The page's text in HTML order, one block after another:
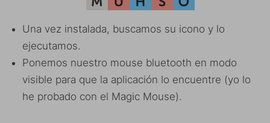
Una vez instalada, buscamos su icono y lo
ejecutamos.
Ponemos nuestro mouse bluetooth en modo
visible para que la aplicación lo encuentre (yo lo
he probado con el Magic Mouse).